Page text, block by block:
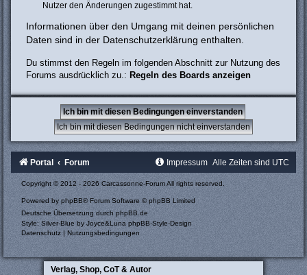
Nutzer den Änderungen zugestimmt hat.
Informationen über den Umgang mit deinen persönlichen
Daten sind in der Datenschutzerklärung enthalten.
Du stimmst den Regeln im folgenden Abschnitt zur Nutzung des
Forums ausdrücklich zu.: Regeln des Boards anzeigen
Portal Forum Alle Zeiten sind UTC
Impressum
Copyright © 2012 - 2026 Carcassonne-Forum All rights reserved.
Powered byphpBB® Forum Software © phpBB Limited
Deutsche Übersetzung durch phpBB.de
Style: Silver-Blue by Joyce&LunaphpBB-Style-Design
Datenschutz |Nutzungsbedingungen
Verlag, Shop, CoT & Autor